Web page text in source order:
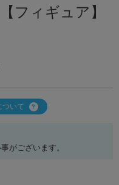
フィギュア】
ついて
がございます。